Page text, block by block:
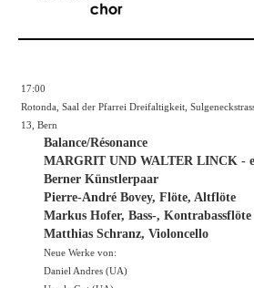
17:00
Rotonda, Saal der Pfarrei Dreifaltigkeit,
13, Bern
Balance/Résonance
MARGRIT UND WALTER LINCK -
Berner Künstlerpaar
Pierre-André Bovey, Flöte, Altflöte
Markus Hofer, Bass-, Kontrabassflöte
Matthias Schranz, Violoncello
Neue Werke von:
Daniel Andres (UA)